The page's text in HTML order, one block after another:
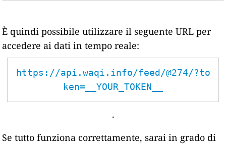
È quindi possibile utilizzare il seguente URL per
accedere ai dati in tempo reale:
https://api.waqi.info/feed/@274/?to
ken=__YOUR_TOKEN__
.
Se tutto funziona correttamente, sarai in grado di